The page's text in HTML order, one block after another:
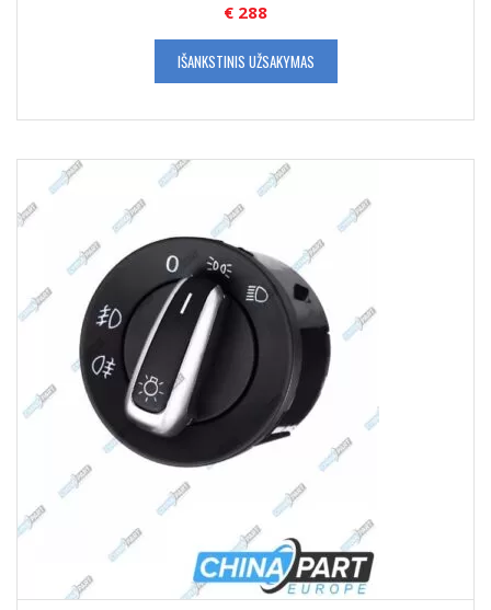
€ 288
IŠANKSTINIS UŽSAKYMAS